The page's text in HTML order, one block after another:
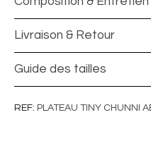
Livraison & Retour
Guide des tailles
REF PLATEAU TINY CHUNNI